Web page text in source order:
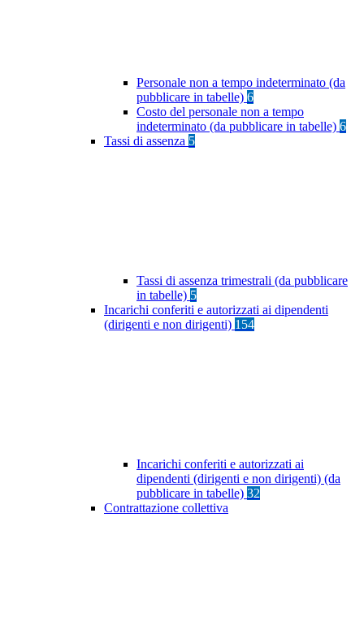
Personale non a tempo indeterminato (da
pubblicare in tabelle) 6
Costo del personale non a tempo
indeterminato (da pubblicare in tabelle) 6
Tassi di assenza 5
Tassi di assenza trimestrali (da pubblicare
in tabelle) 5
Incarichi conferiti e autorizzati ai dipendenti
(dirigenti e non dirigenti) 154
Incarichi conferiti e autorizzati ai
dipendenti (dirigenti e non dirigenti) (da
pubblicare in tabelle) 32
Contrattazione collettiva